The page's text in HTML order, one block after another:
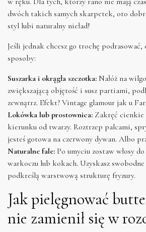
dwóch takich samych skarpetek, oto
styl lubi naturalny nieład!
Jeśli jednak chcesz go trochę podrasować,
sposoby:
Suszarka i okrągła szczotka: Nałóż na
zwiększającą objętość i susz partiami,
zewnątrz. Efekt? Vintage glamour jak u
Lokówka lub prostownica: Zakręć cienkie
kierunku od twarzy. Roztrzep palcami,
jesteś gotowa na czerwony dywan. Albo
Naturalne fale: Po umyciu zostaw włosy
warkoczu lub kokach. Uzyskasz
podkreślą warstwową strukturę fryzury.
Jak pielęgnować
nie zamienił się w